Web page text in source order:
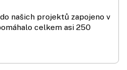
našich projektů zapojeno v
celkem asi 250